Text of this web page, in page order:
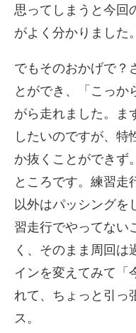
思ってしまうと今回
がよく分かりました。
でもそのおかげで？
とができ、「こっか
がら走れました。ま
したいのですが、特
か抜くことができず
ところです。練習走
以外はパッシングを
習走行でやってない
く、そのまま周回は
インを変えてみて「
れて、ちょっと引っ
ス。